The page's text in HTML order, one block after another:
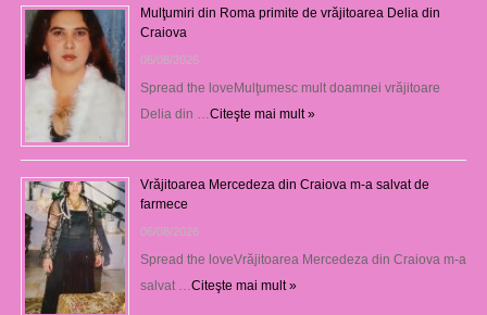
Mulţumiri din Roma primite de vrăjitoarea Delia din
Craiova
06/08/2026
Spread the loveMulţumesc mult doamnei vrăjitoare
Delia din … Citeşte mai mult »
Vrăjitoarea Mercedeza din Craiova m-a salvat de
farmece
06/08/2026
Spread the loveVrăjitoarea Mercedeza din Craiova m-a
salvat … Citeşte mai mult »